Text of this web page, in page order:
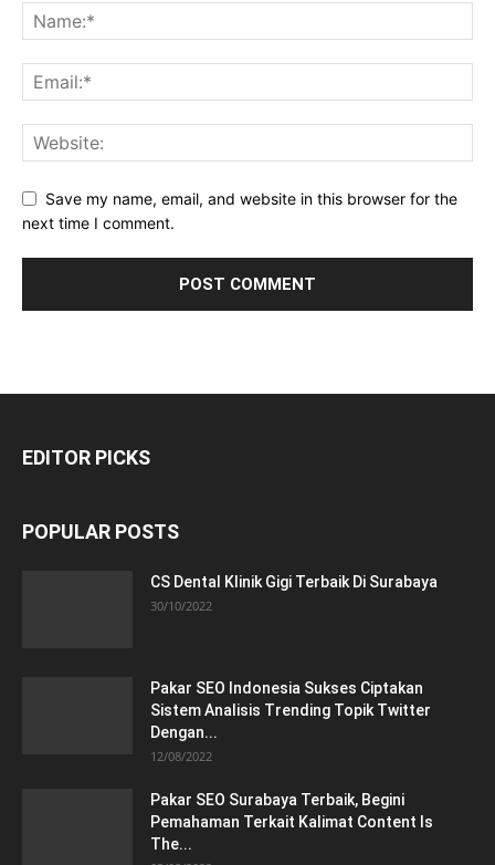
Save my name, email, and website in this browser for the
next time I comment.
EDITOR PICKS
POPULAR POSTS
CS Dental Klinik Gigi Terbaik Di Surabaya
30/10/2022
Pakar SEO Indonesia Sukses Ciptakan
Sistem Analisis Trending Topik Twitter
Dengan...
12/08/2022
Pakar SEO Surabaya Terbaik, Begini
Pemahaman Terkait Kalimat Content Is
The...